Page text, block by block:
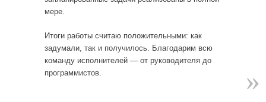
мере.
Итоги работы считаю положительными: как
задумали, так и получилось. Благодарим всю
команду исполнителей — от руководителя до
программистов.
»